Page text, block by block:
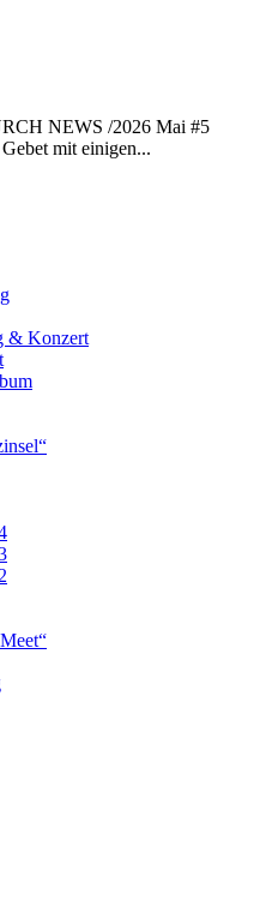
NEWS /2026 Mai #5
mit einigen...
& Konzert